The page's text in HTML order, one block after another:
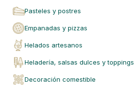
pasteles y postres
empanadas y pizzas
helados artesanos
heladería, salsas dulces y toppings
decoración comestible